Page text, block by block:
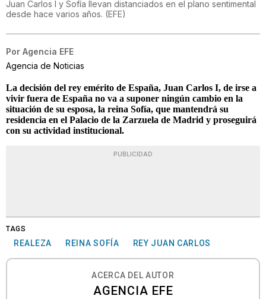
Juan Carlos I y Sofía llevan distanciados en el plano sentimental
desde hace varios años. (EFE)
Por Agencia EFE
Agencia de Noticias
La decisión del rey emérito de España, Juan Carlos I, de irse a
vivir fuera de España no va a suponer ningún cambio en la
situación de su esposa, la reina Sofía, que mantendrá su
residencia en el Palacio de la Zarzuela de Madrid y proseguirá
con su actividad institucional.
PUBLICIDAD
TAGS
REALEZA REINA SOFÍA REY JUAN CARLOS
ACERCA DEL AUTOR
AGENCIA EFE